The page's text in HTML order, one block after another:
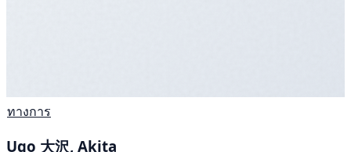
ทางการ
Ugo 大沢, Akita